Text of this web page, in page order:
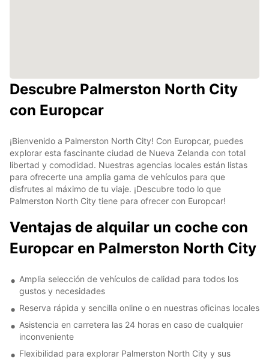
Descubre Palmerston North City
con Europcar
¡Bienvenido a Palmerston North City! Con Europcar, puedes
explorar esta fascinante ciudad de Nueva Zelanda con total
libertad y comodidad. Nuestras agencias locales están listas
para ofrecerte una amplia gama de vehículos para que
disfrutes al máximo de tu viaje. ¡Descubre todo lo que
Palmerston North City tiene para ofrecer con Europcar!
Ventajas de alquilar un coche con
Europcar en Palmerston North City
Amplia selección de vehículos de calidad para todos los
gustos y necesidades
Reserva rápida y sencilla online o en nuestras oficinas locales
Asistencia en carretera las 24 horas en caso de cualquier
inconveniente
Flexibilidad para explorar Palmerston North City y sus